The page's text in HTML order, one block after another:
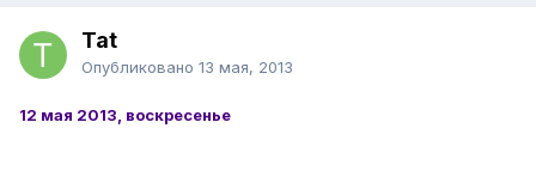
Tat
Опубликовано 13 мая, 2013
12 мая 2013, воскресенье